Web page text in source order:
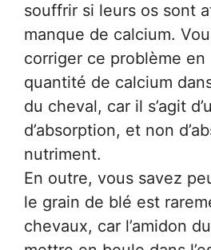
souffrir si leurs os sont
manque de calcium.
corriger ce problème en
quantité de calcium
du cheval, car il s’agit
d’absorption, et non
nutriment.
En outre, vous savez
le grain de blé est
chevaux, car l’amidon